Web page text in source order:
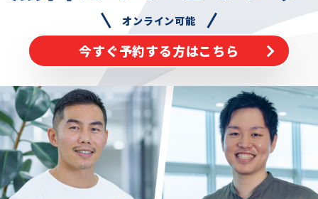
オンライン可能
今すぐ予約する方はこちら